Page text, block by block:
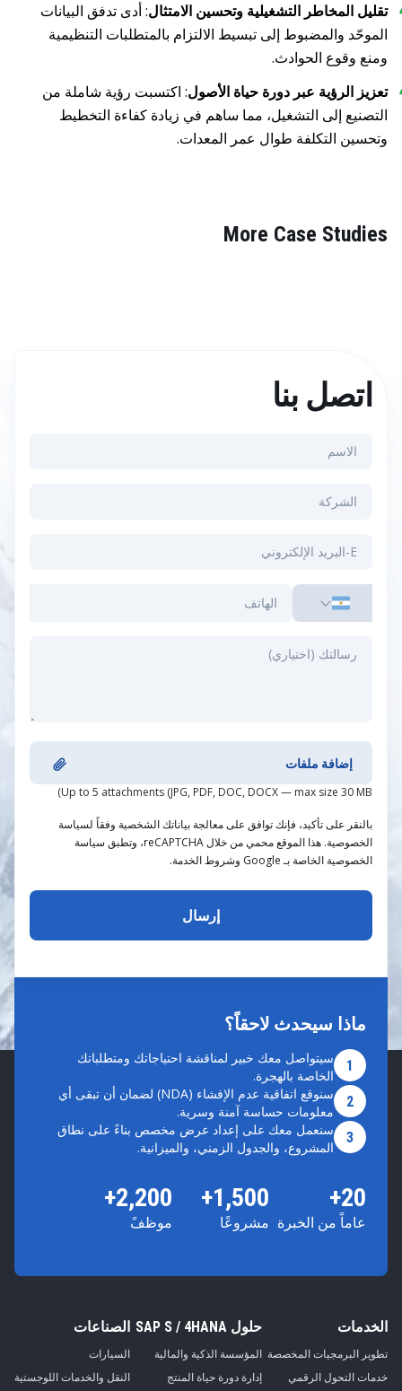
تقليل المخاطر التشغيلية وتحسين الامتثال: أدى تدفق البيانات
الموحّد والمضبوط إلى تبسيط الالتزام بالمتطلبات التنظيمية
ومنع وقوع الحوادث.
تعزيز الرؤية عبر دورة حياة الأصول: اكتسبت رؤية شاملة من
التصنيع إلى التشغيل، مما ساهم في زيادة كفاءة التخطيط
وتحسين التكلفة طوال عمر المعدات.
More Case Studies
ماذا سيحدث لاحقاً؟
1
سيتواصل معك خبير لمناقشة احتياجاتك ومتطلباتك
الخاصة بالهجرة.
2
سنوقع اتفاقية عدم الإفشاء (NDA) لضمان أن تبقى أي
معلومات حساسة آمنة وسرية.
3
سنعمل معك على إعداد عرض مخصص بناءً على نطاق
المشروع، والجدول الزمني، والميزانية.
20+
عاماً من الخبرة
1,500+
مشروعًا
2,200+
موظفً
اتصل بنا
إضافة ملفات
Up to 5 attachments (JPG, PDF, DOC, DOCX — max size 30 MB)
بالنقر على تأكيد، فإنك توافق على معالجة بياناتك الشخصية وفقاً لسياسة
الخصوصية. هذا الموقع محمي من خلال reCAPTCHA، وتطبق سياسة
الخصوصية الخاصة بـ Google وشروط الخدمة.
الخدمات
تطوير البرمجيات المخصصة
خدمات التحول الرقمي
حلول SAP S / 4HANA
المؤسسة الذكية والمالية
إدارة دورة حياة المنتج
الصناعات
السيارات
النقل والخدمات اللوجستية